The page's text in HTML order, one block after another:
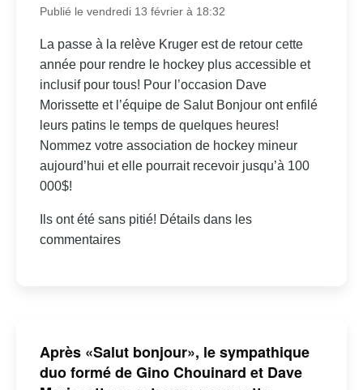
Publié le vendredi 13 février à 18:32
La passe à la relève Kruger est de retour cette
année pour rendre le hockey plus accessible et
inclusif pour tous! Pour l’occasion Dave
Morissette et l’équipe de Salut Bonjour ont enfilé
leurs patins le temps de quelques heures!
Nommez votre association de hockey mineur
aujourd’hui et elle pourrait recevoir jusqu’à 100
000$!
Ils ont été sans pitié! Détails dans les
commentaires
Après «Salut bonjour», le sympathique
duo formé de Gino Chouinard et Dave